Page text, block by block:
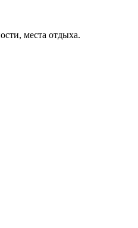
места отдыха.